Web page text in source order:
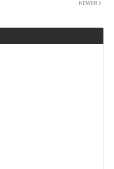
NEWER